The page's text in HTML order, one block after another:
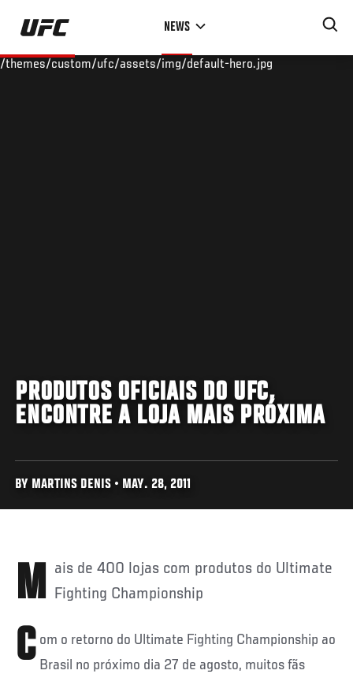
Skip
main
NEWS
/themes/custom/ufc/assets/img/default-hero.jpg
PRODUTOS OFICIAIS DO UFC,
ENCONTRE A LOJA MAIS PRÓXIMA
BY MARTINS DENIS • MAY. 28, 2011
Mais de 400 lojas com produtos do Ultimate Fighting Championship
C om o retorno do Ultimate Fighting Championship ao
Brasil no próximo dia 27 de agosto, muitos fãs